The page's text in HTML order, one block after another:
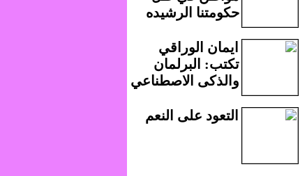
حكومتنا الرشيده
ايمان الوراقي
تكتب: البرلمان
والذكى الاصطناعي
التعود على النعم